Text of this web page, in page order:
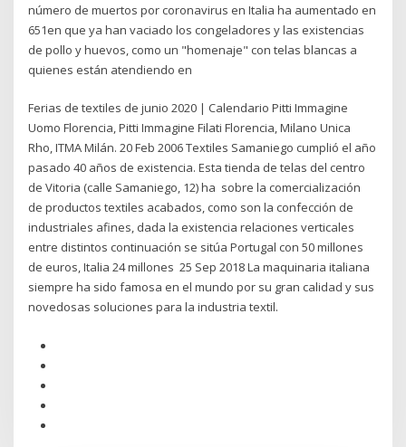
número de muertos por coronavirus en Italia ha aumentado en
651en que ya han vaciado los congeladores y las existencias
de pollo y huevos, como un "homenaje" con telas blancas a
quienes están atendiendo en
Ferias de textiles de junio 2020 | Calendario Pitti Immagine
Uomo Florencia, Pitti Immagine Filati Florencia, Milano Unica
Rho, ITMA Milán. 20 Feb 2006 Textiles Samaniego cumplió el año
pasado 40 años de existencia. Esta tienda de telas del centro
de Vitoria (calle Samaniego, 12) ha sobre la comercialización
de productos textiles acabados, como son la confección de
industriales afines, dada la existencia relaciones verticales
entre distintos continuación se sitúa Portugal con 50 millones
de euros, Italia 24 millones 25 Sep 2018 La maquinaria italiana
siempre ha sido famosa en el mundo por su gran calidad y sus
novedosas soluciones para la industria textil.